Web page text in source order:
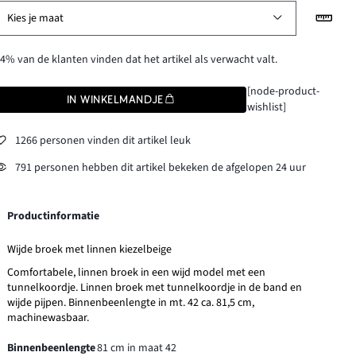
Kies je maat
van de klanten vinden dat het artikel als verwacht valt.
IN WINKELMANDJE
[node-product-
wishlist]
1266 personen vinden dit artikel leuk
791 personen hebben dit artikel bekeken de afgelopen 24 uur
Productinformatie
Wijde broek met linnen kiezelbeige
Comfortabele, linnen broek in een wijd model met een
tunnelkoordje. Linnen broek met tunnelkoordje in de band en
wijde pijpen. Binnenbeenlengte in mt. 42 ca. 81,5 cm,
machinewasbaar.
Binnenbeenlengte81 cm in maat 42